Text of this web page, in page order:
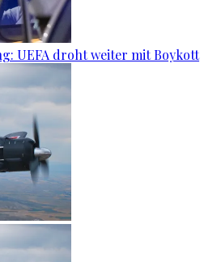
UEFA droht weiter mit Boykott